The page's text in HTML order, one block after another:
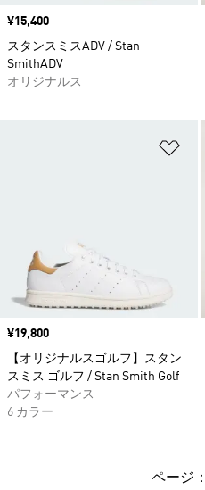
価格
¥15,400
スタンスミスADV / Stan
SmithADV
オリジナルス
価格
¥19,800
【オリジナルスゴルフ】スタン
スミス ゴルフ / Stan Smith Golf
パフォーマンス
6 カラー
ページ